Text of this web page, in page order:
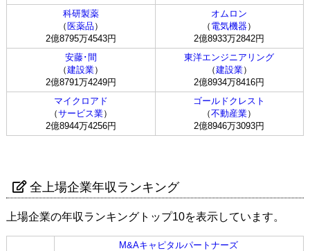
科研製薬
（ 医薬品 ）
2億8795万4543円
オムロン
（ 電気機器）
2億8933万2842円
安藤･間
（建設業）
2億8791万4249円
東洋エンジニアリング
（建設業）
2億8934万8416円
マイクロアド
（サービス業）
2億8944万4256円
ゴールドクレスト
（不動産業）
2億8946万3093円
全上場企業年収ランキング
上場企業の年収ランキングトップ10を表示しています。
M&Aキャピタルパートナーズ